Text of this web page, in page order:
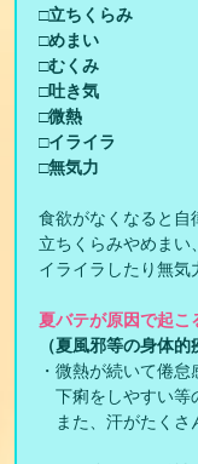
□立ちくらみ
□めまい
□むくみ
□吐き気
□微熱
□イライラ
□無気力
食欲がなくなると自
立ちくらみやめまい
イライラしたり無気
夏バテが原因で起こ
（夏風邪等の身体的
・微熱が続いて倦怠
下痢をしやすい等
また、汗がたくさ